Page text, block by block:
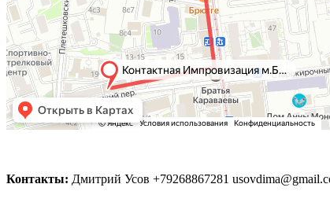
Контакты: Дмитрий Усов +79268867281